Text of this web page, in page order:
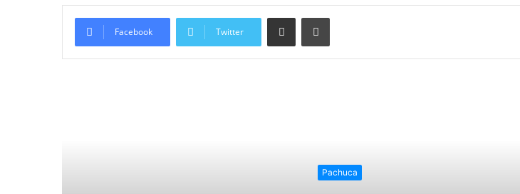
Facebook Twitter
Compartir vía email Imprimir
Pachuca